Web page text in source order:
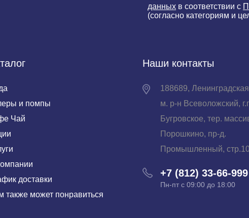
данных в соответствии с
(согласно категориям и
и помпы
Чай
доставки
также может понравиться
Наши контакты
188689,
м. р-н Всеволожский,
Бугровское, тер.
Порошкино, пр-д.
Промышленный,
+7 (812) 33-66-999
Пн-пт с 09:00 до 18:00